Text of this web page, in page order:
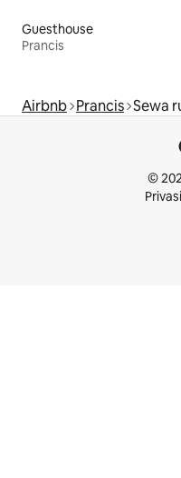
Guesthouse
Prancis
Airbnb Prancis Sewa
©
Privasi